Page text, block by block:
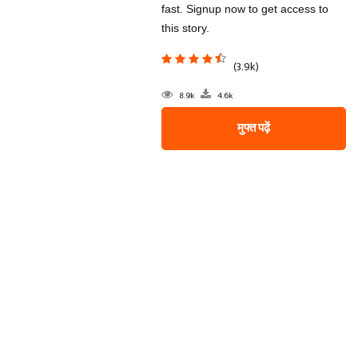
fast. Signup now to get access to
this story.
(3.9k)
8.9k 4.6k
मुफ्त पढ़ें